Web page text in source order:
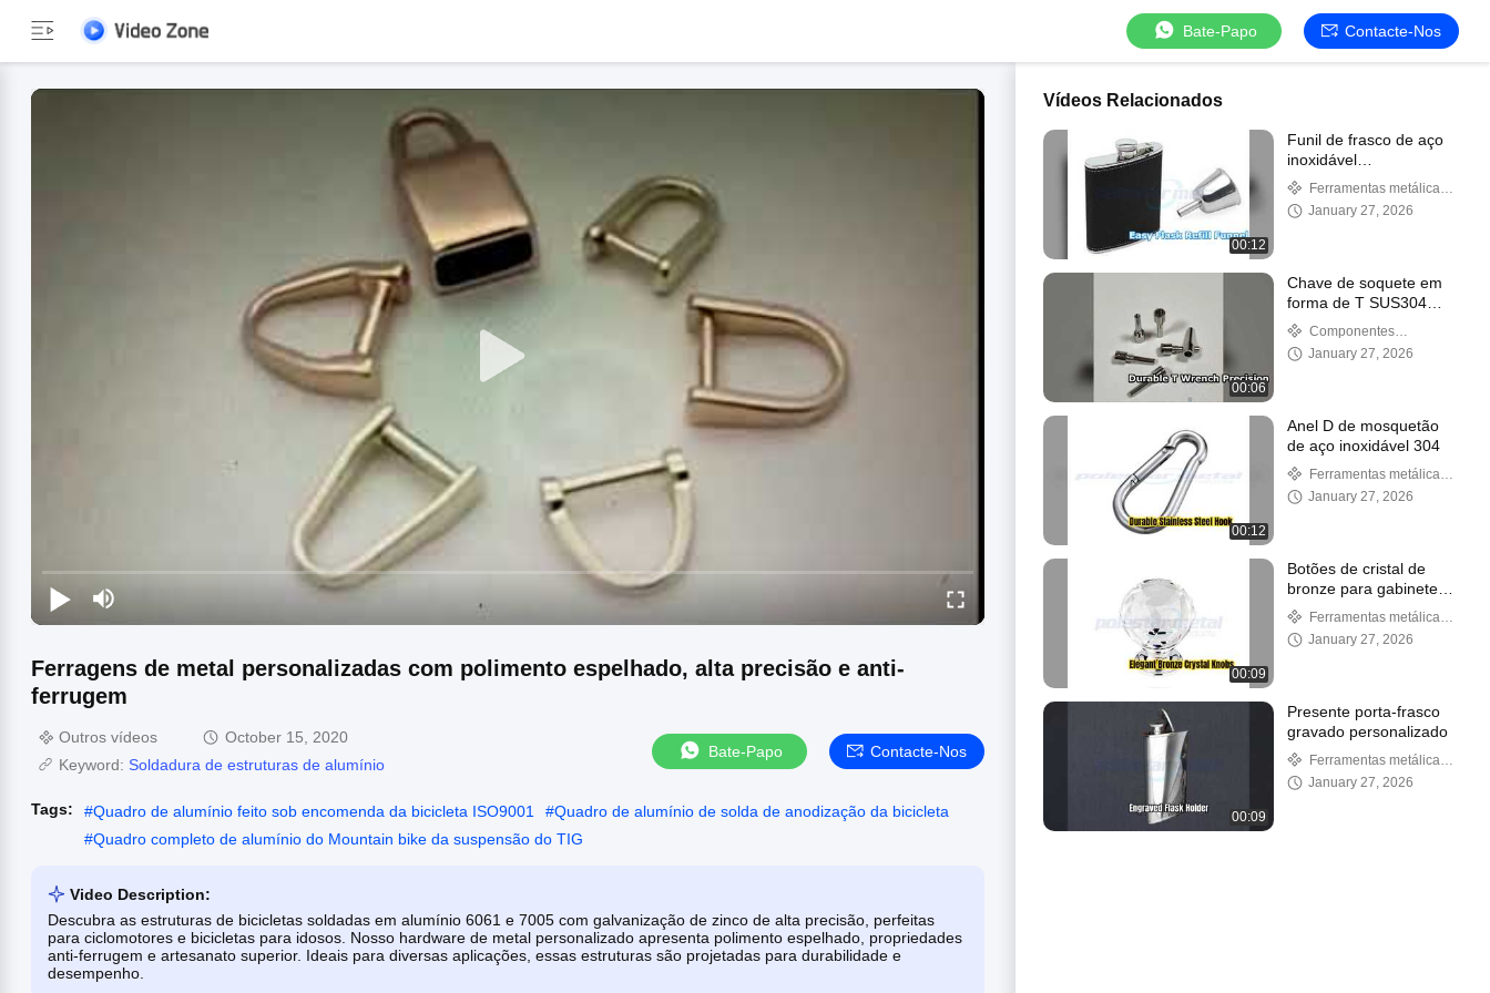
Bate-Papo Contacte-Nos
Ferragens de metal personalizadas com polimento espelhado, alta precisão e anti-
ferrugem
Outros vídeos
October 15, 2020
Keyword: Soldadura de estruturas de alumínio
Bate-Papo Contacte-Nos
Tags: #Quadro de alumínio feito sob encomenda da bicicleta ISO9001 #Quadro de alumínio de solda de anodização da bicicleta
#Quadro completo de alumínio do Mountain bike da suspensão do TIG
Video Description:
Descubra as estruturas de bicicletas soldadas em alumínio 6061 e 7005 com galvanização de zinco de alta precisão, perfeitas
para ciclomotores e bicicletas para idosos. Nosso hardware de metal personalizado apresenta polimento espelhado, propriedades
anti-ferrugem e artesanato superior. Ideais para diversas aplicações, essas estruturas são projetadas para durabilidade e
desempenho.
Vídeos Relacionados
00:12
Funil de frasco de aço
inoxidável
personalizado, recarga
fácil
Ferramentas metálicas
personalizadas
January 27, 2026
00:06
Chave de soquete em
forma de T SUS304
CNC de precisão
Componentes
mecanizados de precisão
January 27, 2026
00:12
Anel D de mosquetão
de aço inoxidável 304
Ferramentas metálicas
personalizadas
January 27, 2026
00:09
Botões de cristal de
bronze para gabinete
atualizam sua cozinha
Ferramentas metálicas
personalizadas
January 27, 2026
00:09
Presente porta-frasco
gravado personalizado
Ferramentas metálicas
personalizadas
January 27, 2026